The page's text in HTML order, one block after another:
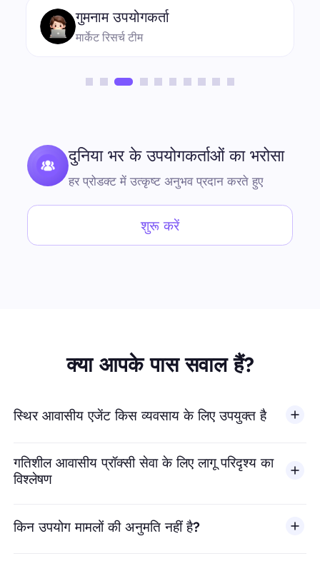
गुमनाम उपयोगकर्ता
मार्केट रिसर्च टीम
दुनिया भर के उपयोगकर्ताओं का भरोसा
हर प्रोडक्ट में उत्कृष्ट अनुभव प्रदान करते हुए
शुरू करें
क्या आपके पास सवाल हैं?
स्थिर आवासीय एजेंट किस व्यवसाय के लिए उपयुक्त है
गतिशील आवासीय प्रॉक्सी सेवा के लिए लागू परिदृश्य का
विश्लेषण
किन उपयोग मामलों की अनुमति नहीं है?